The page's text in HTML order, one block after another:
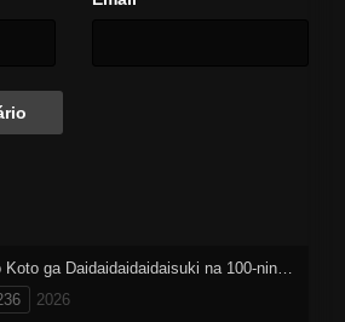
Kimi no Koto ga Daidaidaidaidaisuki na 100-nin no Kanojo 3 Dublado
2026